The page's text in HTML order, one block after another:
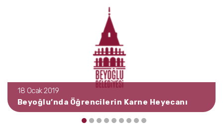
18 Ocak 2019
Beyoğlu’nda Öğrencilerin Karne Heyecanı